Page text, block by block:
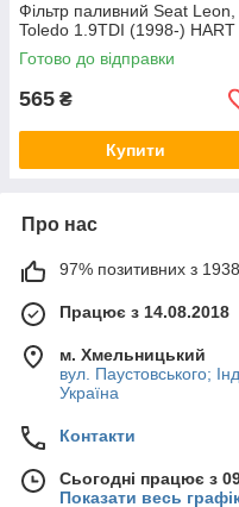
Фільтр паливний Seat Leon,
Toledo 1.9TDI (1998-) HART
Готово до відправки
565 ₴
Купити
Про нас
97% позитивних з 1938
Працює з 14.08.2018
м. Хмельницький
вул. Паустовського;
Україна
Контакти
Сьогодні працює з
Показати весь